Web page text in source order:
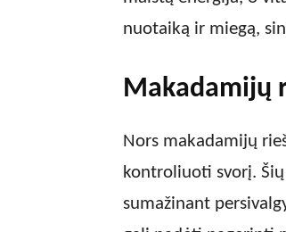
nuotaiką ir miegą,
Makadamijų
Nors makadamijų
kontroliuoti svorį.
sumažinant